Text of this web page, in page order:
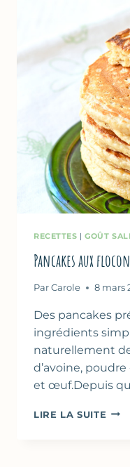
RECETTES |GOÛT
Pancakes aux
Par Carole 8 mars
Des pancakes
ingrédients
naturellement
d’avoine,
et œuf.Depuis
LIRE LA SUITE